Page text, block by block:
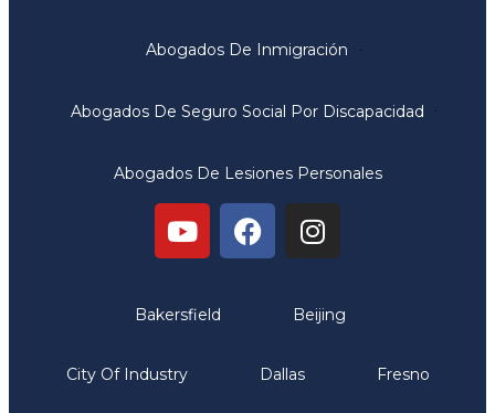
Abogados De Inmigración
Abogados De Seguro Social Por Discapacidad
Abogados De Lesiones Personales
Bakersfield Beijing
City Of Industry Dallas Fresno